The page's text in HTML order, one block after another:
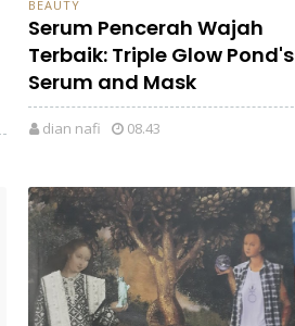
BEAUTY
Serum Pencerah Wajah
Terbaik: Triple Glow Pond's
Serum and Mask
dian nafi 08.43